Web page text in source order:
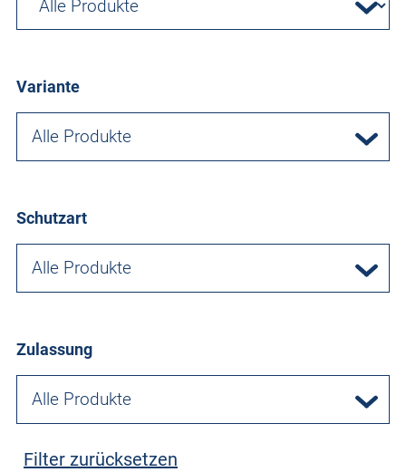
Variante
Alle Produkte
Schutzart
Alle Produkte
Zulassung
Alle Produkte
Filter zurücksetzen